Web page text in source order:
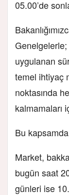
05.00’de
Genelgelerle;
uygulanan
temel ihtiyaç
noktasında
kalmamaları
Bu
Market,
bugün saat
günleri ise